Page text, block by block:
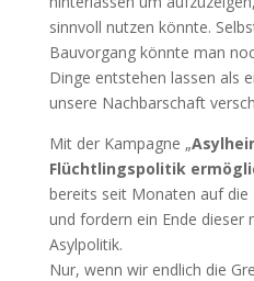
sinnvoll nutzen könnte.
Bauvorgang könnte man
Dinge entstehen lassen als
unsere Nachbarschaft
Mit der Kampagne „
Flüchtlingspolitik
bereits seit Monaten auf
und fordern ein Ende dieser
Asylpolitik.
Nur, wenn wir endlich die